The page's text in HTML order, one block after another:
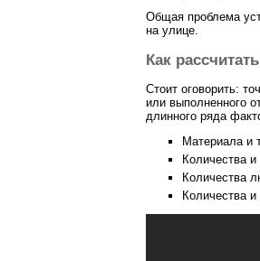
Общая проблема
на улице.
Как
Стоит оговорить:
или выполненного
длинного ряда
Материала и
Количества
Количества
Количества